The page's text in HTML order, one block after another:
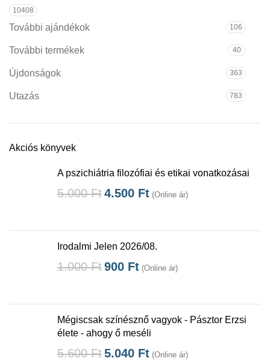
10408
További ajándékok 106
További termékek 40
Újdonságok 363
Utazás 783
Akciós könyvek
A pszichiátria filozófiai és etikai vonatkozásai
5.000Ft4.500 Ft (Online ár)
Irodalmi Jelen 2026/08.
1.000Ft900 Ft (Online ár)
Mégiscsak színésznő vagyok - Pásztor Erzsi
élete - ahogy ő meséli
5.600Ft5.040 Ft (Online ár)